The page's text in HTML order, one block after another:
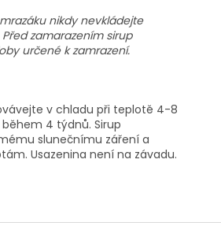
mrazáku nikdy nevkládejte
zamarazením sirup
určené k zamrazení.
v chladu při teplotě 4-8
4 týdnů. Sirup
slunečnímu záření a
Usazenina není na závadu.